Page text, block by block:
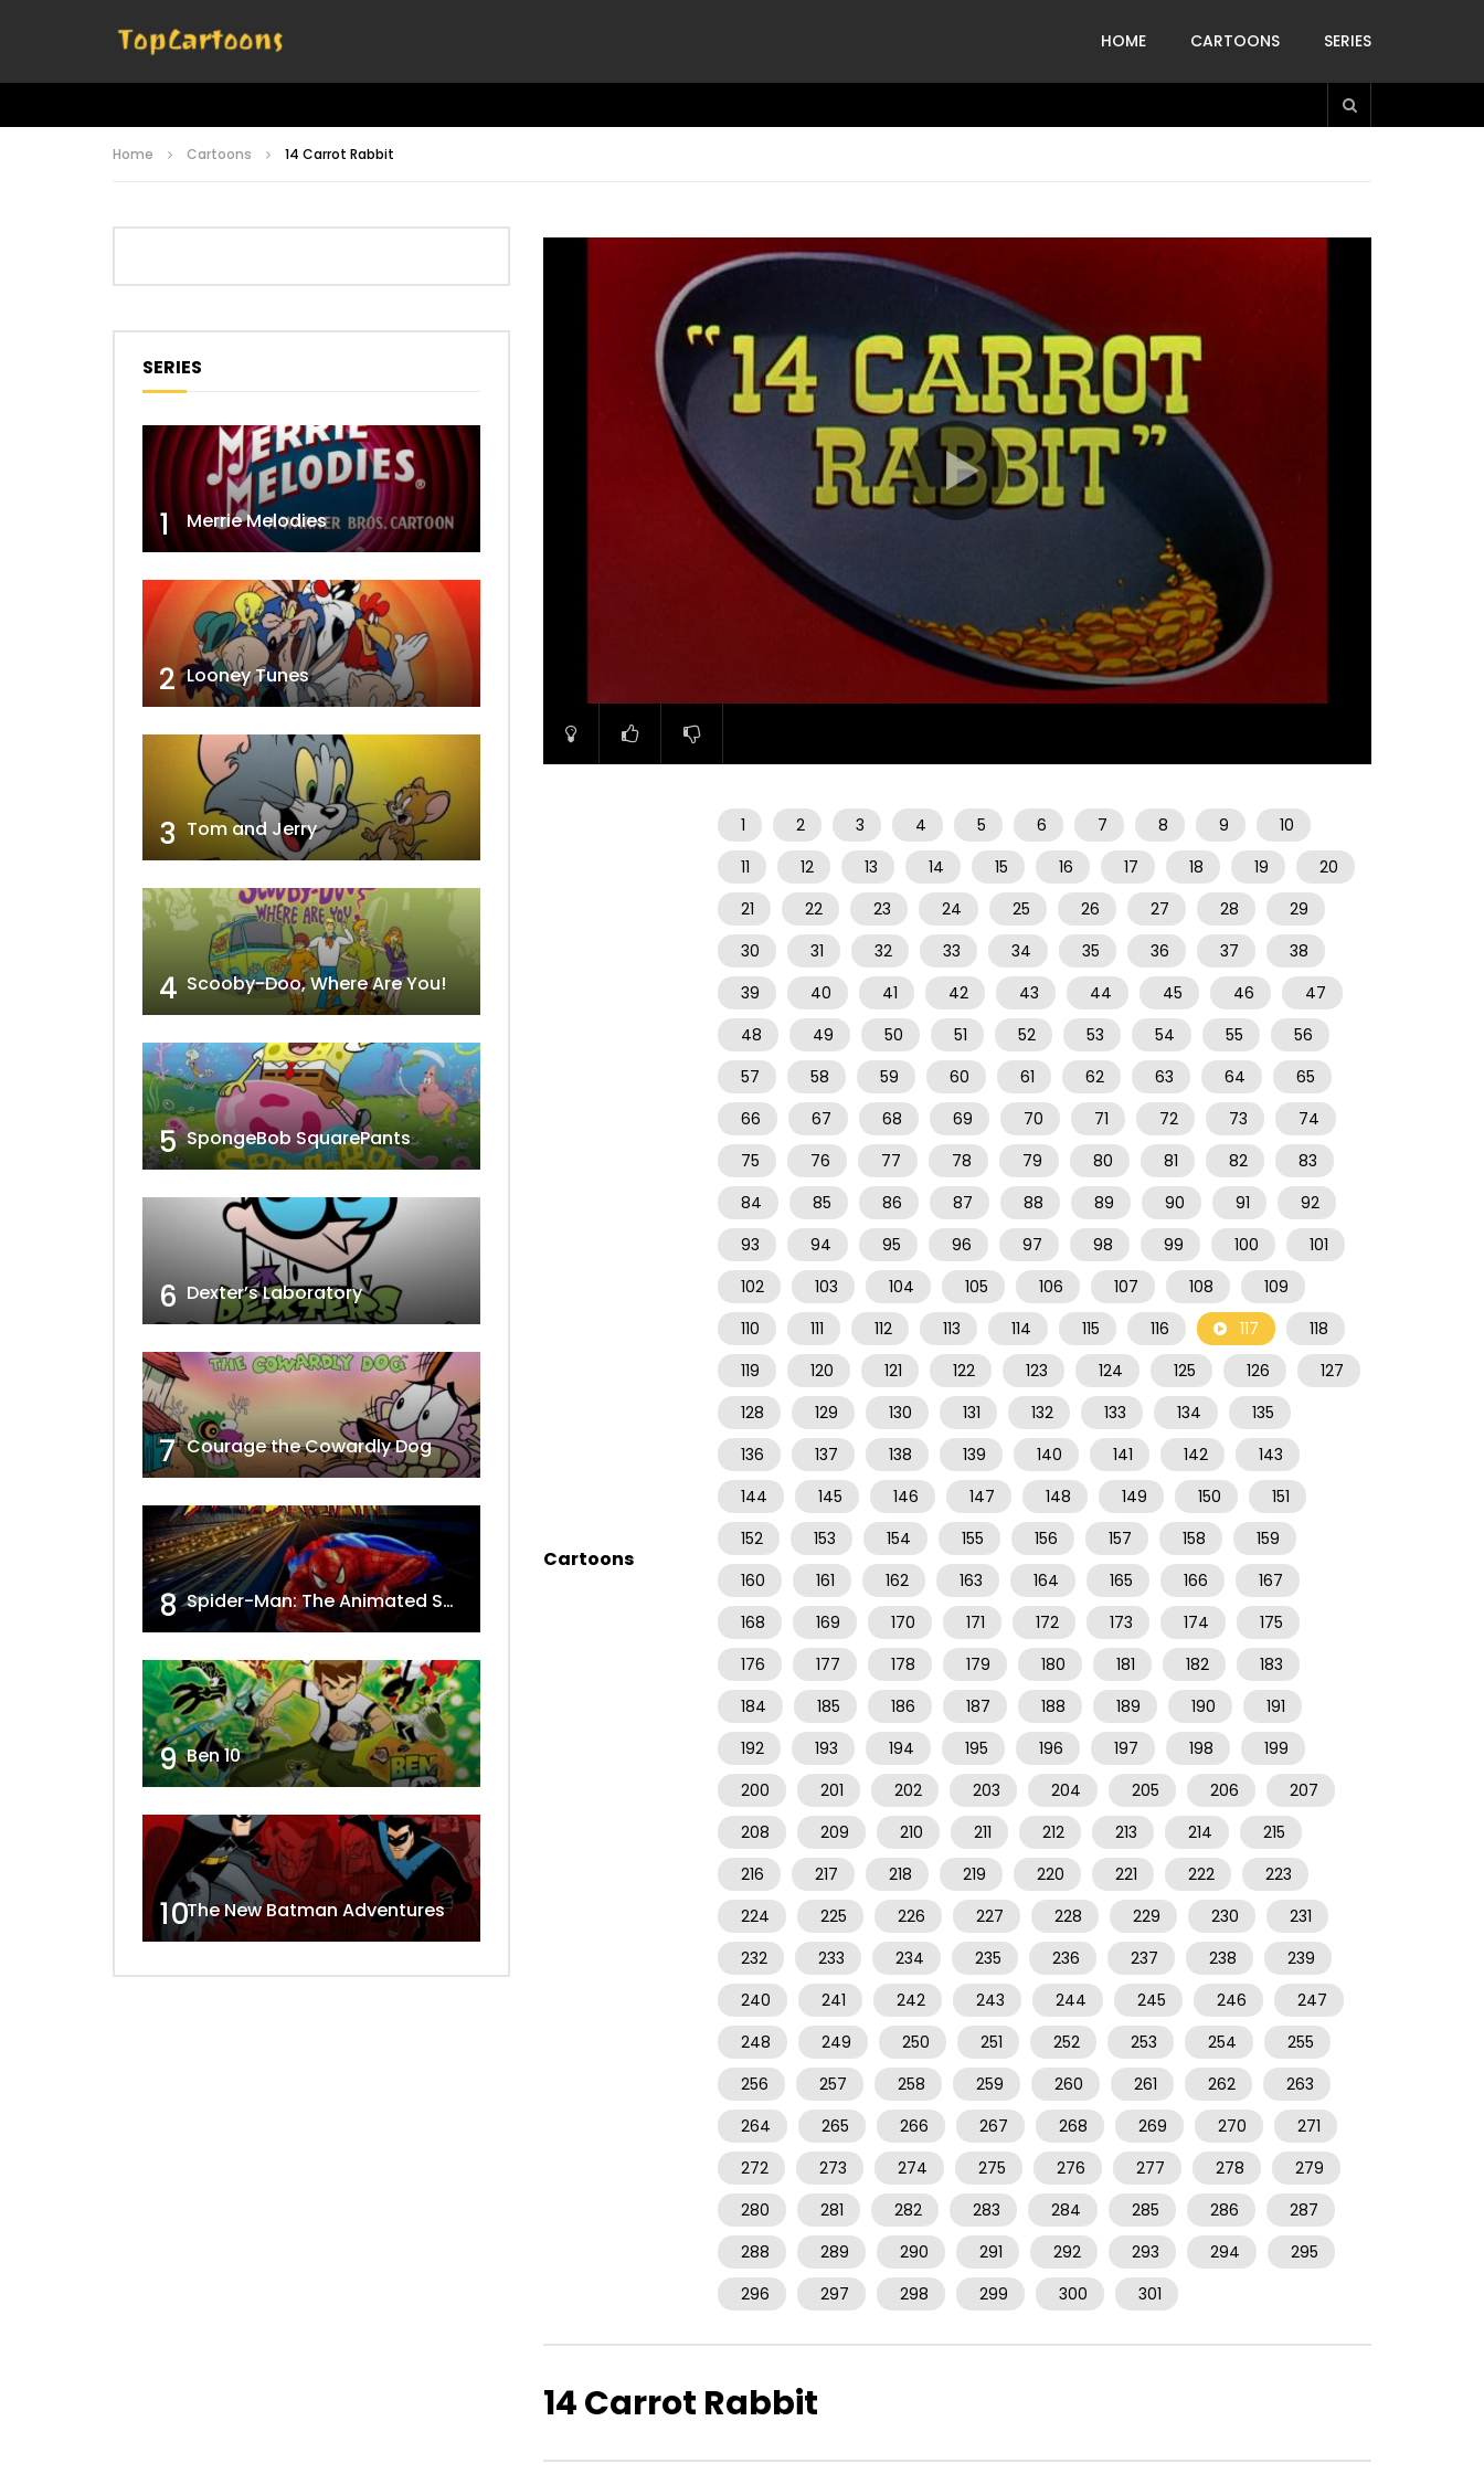
HOME CARTOONS SERIES
Home Cartoons 14 Carrot Rabbit
Cartoons
1 2 3 4 5 6 7 8 9
10
11
12 13 14 15 16 17 18 19
20
21
22 23 24 25 26 27 28
29
30
31 32 33 34 35 36 37
38
39
40 41 42 43 44 45 46
47
48
49 50 51 52 53 54 55
56
57
58 59 60 61 62 63 64
65
66
67 68 69 70 71 72 73
74
75
76 77 78 79 80 81 82
83
84
85 86 87 88 89 90 91
92
93
94 95 96 97 98 99 100
101
102
103 104 105 106 107 108
109
110
111 112 113 114 115 116 117
118
119
120 121 122 123 124 125 126
127
128
129 130 131 132 133 134
135
136
137 138 139 140 141 142
143
144
145 146 147 148 149 150
151
152
153 154 155 156 157 158
159
160
161 162 163 164 165 166
167
168
169 170 171 172 173 174
175
176
177 178 179 180 181 182
183
184
185 186 187 188 189 190
191
192
193 194 195 196 197 198
199
200
201 202 203 204 205 206
207
208
209 210 211 212 213 214
215
216
217 218 219 220 221 222
223
224
225 226 227 228 229 230
231
232
233 234 235 236 237 238
239
240
241 242 243 244 245 246
247
248
249 250 251 252 253 254
255
256
257 258 259 260 261 262
263
264
265 266 267 268 269 270
271
272
273 274 275 276 277 278
279
280
281 282 283 284 285 286
287
288
289 290 291 292 293 294
295
296
297 298 299 300 301
14 Carrot Rabbit
SERIES
1 Merrie Melodies
2 Looney Tunes
3 Tom and Jerry
4 Scooby-Doo, Where Are You!
5 SpongeBob SquarePants
6 Dexter’s Laboratory
7 Courage the Cowardly Dog
8 Spider-Man: The Animated Series
9 Ben 10
10The New Batman Adventures